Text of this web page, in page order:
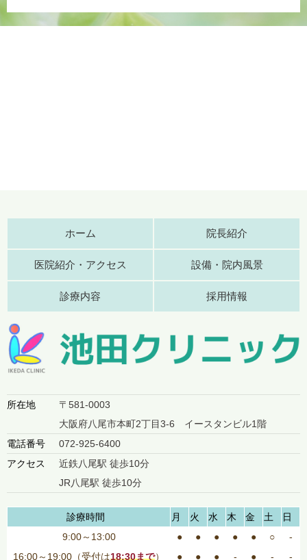
ホーム 院長紹介
医院紹介・アクセス 設備・院内風景
診療内容 採用情報
所在地
〒581-0003
大阪府八尾市本町2丁目3-6 イースタンビル1階
電話番号
072-925-6400
アクセス
近鉄八尾駅 徒歩10分
JR八尾駅 徒歩10分
診療時間 月 火 水 木 金 土
日
9:00～13:00
● ● ● ● ● ○
-
16:00～19:00（受付は18:30まで） ● ● ● - ● - -